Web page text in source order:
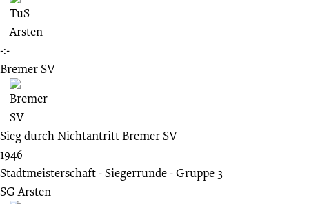
-:-
Bremer SV
Sieg durch Nichtantritt Bremer SV
1946
Stadtmeisterschaft - Siegerrunde - Gruppe 3
SG Arsten